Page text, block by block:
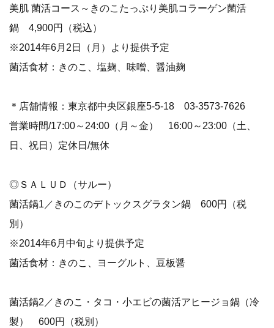
美肌 菌活コース～きのこたっぷり美肌コラーゲン菌活
鍋 4,900円（税込）
※2014年6月2日（月）より提供予定
菌活食材：きのこ、塩麹、味噌、醤油麹
＊店舗情報：東京都中央区銀座5-5-18 03-3573-7626
営業時間/17:00～24:00（月～金） 16:00～23:00（土、
日、祝日）定休日/無休
◎ＳＡＬＵＤ（サルー）
菌活鍋1／きのこのデトックスグラタン鍋 600円（税
別）
※2014年6月中旬より提供予定
菌活食材：きのこ、ヨーグルト、豆板醤
菌活鍋2／きのこ・タコ・小エビの菌活アヒージョ鍋（冷
製） 600円（税別）